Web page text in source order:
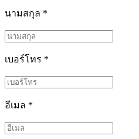
นามสกุล *
เบอร์โทร *
อีเมล *